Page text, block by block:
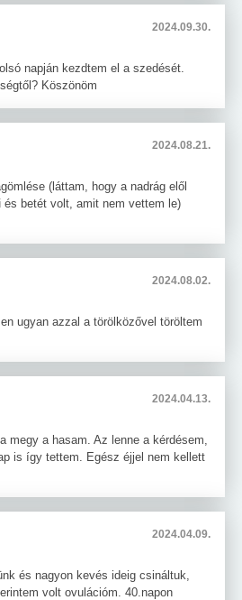
2024.09.30.
napján kezdtem el a szedését.
Köszönöm
2024.08.21.
(láttam, hogy a nadrág elől
és betét volt, amit nem vettem le)
2024.08.02.
ugyan azzal a törölközővel töröltem
2024.04.13.
megy a hasam. Az lenne a kérdésem,
is így tettem. Egész éjjel nem kellett
2024.04.09.
és nagyon kevés ideig csináltuk,
volt ovulációm. 40.napon
-
teszt